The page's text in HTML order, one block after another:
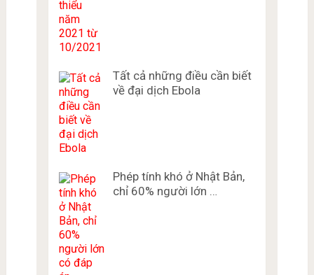
Tất cả những điều cần biết
về đại dịch Ebola
Phép tính khó ở Nhật Bản,
chỉ 60% người lớn …